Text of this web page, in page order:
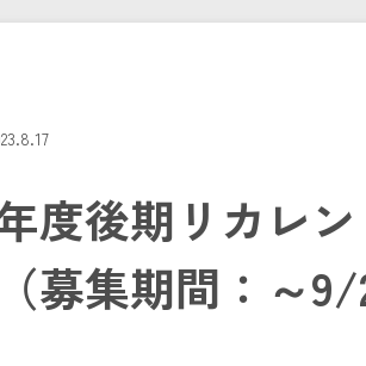
度後期リカレ
募集期間：～9/